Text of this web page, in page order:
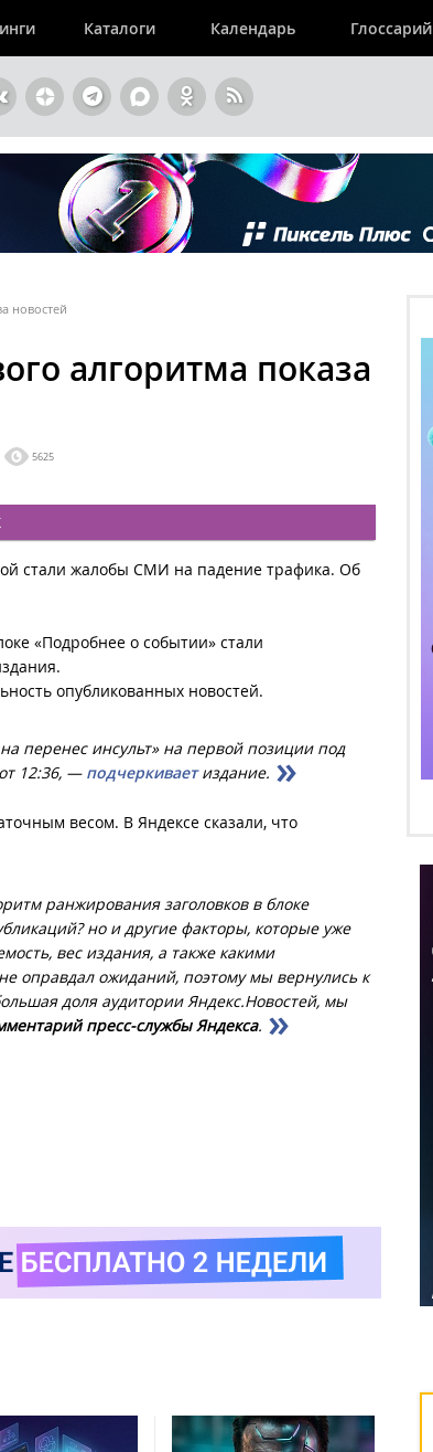
Каталоги Календарь Глоссарий
новостей
алгоритма показа
5625
стали жалобы СМИ на падение трафика. Об
«Подробнее о событии» стали
опубликованных новостей.
перенес инсульт» на первой позиции под
12:36, — подчеркиваетиздание.
весом. В Яндексе сказали, что
ранжирования заголовков в блоке
но и другие факторы, которые уже
вес издания, а также какими
оправдал ожиданий, поэтому мы вернулись к
доля аудитории Яндекс.Новостей, мы
пресс-службы Яндекса.